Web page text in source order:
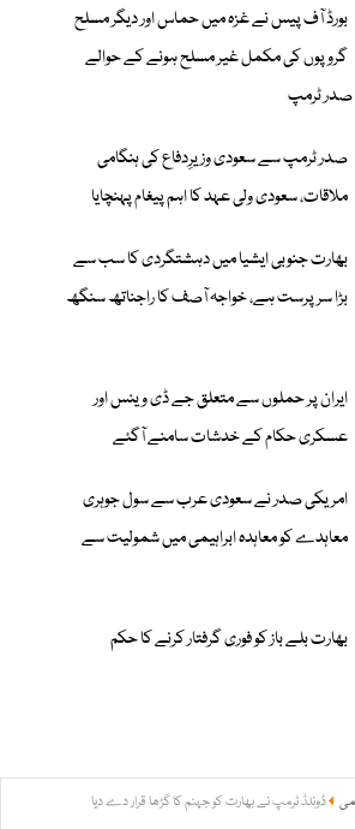
بورڈ آف پیس نے غزہ میں حماس اور دیگر مسلح
گروپوں کی مکمل غیر مسلح ہونے کے حوالے
صدر ٹرمپ
صدر ٹرمپ سے سعودی وزیرِدفاع کی ہنگامی
ملاقات، سعودی ولی عہد کا اہم پیغام پہنچایا
بھارت جنوبی ایشیا میں دہشتگردی کا سب سے
بڑا سرپرست ہے، خواجہ آصف کا راجناتھ سنگھ
ایران پر حملوں سے متعلق جے ڈی وینس اور
عسکری حکام کے خدشات سامنے آگئے
امریکی صدر نے سعودی عرب سے سول جوہری
معاہدے کو معاہدہ ابراہیمی میں شمولیت سے
بھارت بلے باز کو فوری گرفتار کرنے کا حکم
ڈونلڈ ٹرمپ نے بھارت کو جہنم کا گڑھا قرار دے دیا